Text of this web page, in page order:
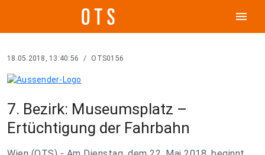
menu
18.05.2018, 13:40:56 / OTS0156
7. Bezirk: Museumsplatz –
Ertüchtigung der Fahrbahn